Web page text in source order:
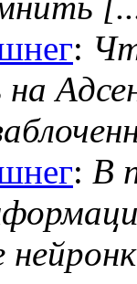
:
: В